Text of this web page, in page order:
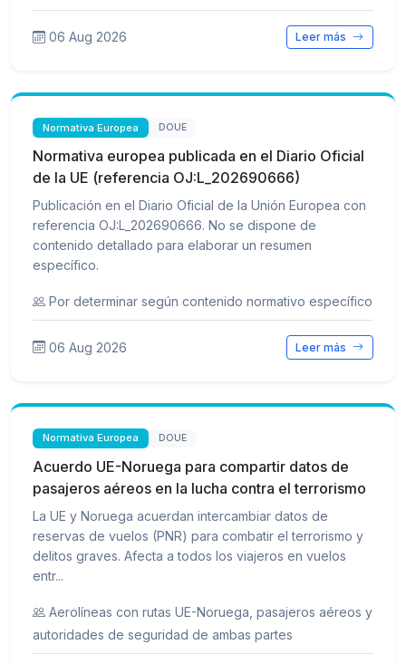
06 Aug 2026 Leer más
Normativa Europea DOUE
Normativa europea publicada en el Diario Oficial
de la UE (referencia OJ:L_202690666)
Publicación en el Diario Oficial de la Unión Europea con
referencia OJ:L_202690666. No se dispone de
contenido detallado para elaborar un resumen
específico.
Por determinar según contenido normativo específico
06 Aug 2026 Leer más
Normativa Europea DOUE
Acuerdo UE-Noruega para compartir datos de
pasajeros aéreos en la lucha contra el terrorismo
La UE y Noruega acuerdan intercambiar datos de
reservas de vuelos (PNR) para combatir el terrorismo y
delitos graves. Afecta a todos los viajeros en vuelos
entr...
Aerolíneas con rutas UE-Noruega, pasajeros aéreos y
autoridades de seguridad de ambas partes